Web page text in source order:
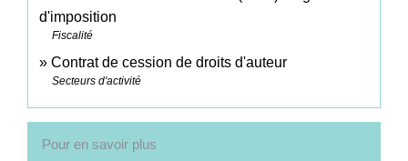
d'imposition
Fiscalité
Contrat de cession de droits d'auteur
Secteurs d'activité
Pour en savoir plus